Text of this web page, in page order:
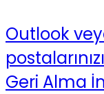
Outlook
Geri Alma